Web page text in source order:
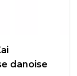
danoise